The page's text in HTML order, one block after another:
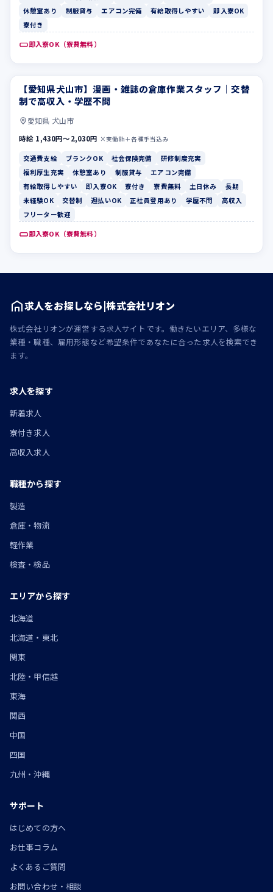
休憩室あり
制服貸与 エアコン完備 有給取得しやすい
即入寮OK
寮付き
即入寮OK（寮費無料）
交通費支給 ブランクOK
【愛知県犬山市】漫画・雑誌の倉庫作業スタッフ｜交替
制で高収入・学歴不問
愛知県 犬山市
時給 1,430円〜2,030円 ×実働8h＋各種手当込み
交通費支給 ブランクOK 社会保険完備
研修制度充実
福利厚生充実
休憩室あり 制服貸与
エアコン完備
有給取得しやすい
即入寮OK 寮付き 寮費無料 土日休み
長期
未経験OK
交替制 週払いOK 正社員登用あり 学歴不問
高収入
フリーター歓迎
即入寮OK（寮費無料）
求人をお探しなら|株式会社リオン
株式会社リオンが運営する求人サイトです。働きたいエリア、多様な
業種・職種、雇用形態など希望条件であなたに合った求人を検索でき
ます。
求人を探す
新着求人
寮付き求人
高収入求人
職種から探す
製造
倉庫・物流
軽作業
検査・検品
エリアから探す
北海道
北海道・東北
関東
北陸・甲信越
東海
関西
中国
四国
九州・沖縄
サポート
はじめての方へ
お仕事コラム
よくあるご質問
お問い合わせ・相談